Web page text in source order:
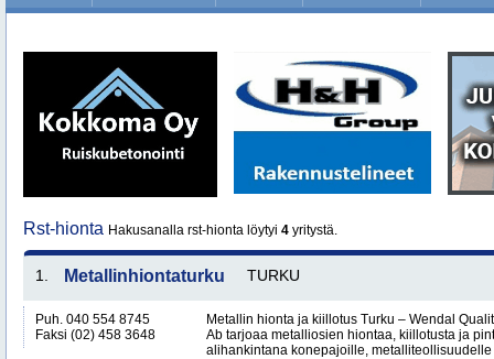
Rst-hionta Hakusanalla rst-hionta löytyi 4 yritystä.
1. Metallinhiontaturku TURKU
Puh. 040 554 8745
Faksi (02) 458 3648
Metallin hionta ja kiillotus Turku – Wendal
Ab tarjoaa metalliosien hiontaa, kiillotusta ja
alihankintana konepajoille, metalliteollisuudelle